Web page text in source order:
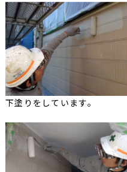
下塗りをしています。